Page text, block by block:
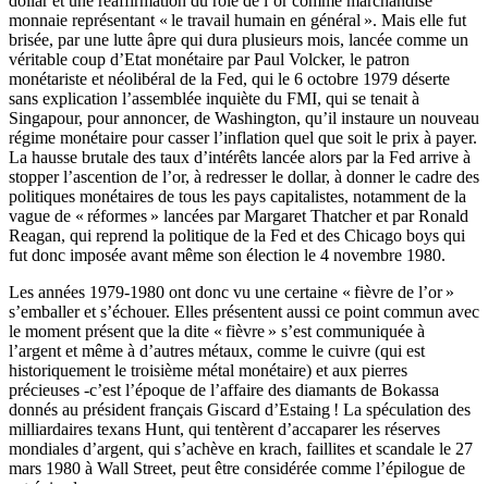
monnaie représentant « le travail humain en général ». Mais elle fut
brisée, par une lutte âpre qui dura plusieurs mois, lancée comme un
véritable coup d’Etat monétaire par Paul Volcker, le patron
monétariste et néolibéral de la Fed, qui le 6 octobre 1979 déserte
sans explication l’assemblée inquiète du FMI, qui se tenait à
Singapour, pour annoncer, de Washington, qu’il instaure un nouveau
régime monétaire pour casser l’inflation quel que soit le prix à payer.
La hausse brutale des taux d’intérêts lancée alors par la Fed arrive à
stopper l’ascention de l’or, à redresser le dollar, à donner le cadre des
politiques monétaires de tous les pays capitalistes, notamment de la
vague de « réformes » lancées par Margaret Thatcher et par Ronald
Reagan, qui reprend la politique de la Fed et des Chicago boys qui
fut donc imposée avant même son élection le 4 novembre 1980.
Les années 1979-1980 ont donc vu une certaine « fièvre de l’or »
s’emballer et s’échouer. Elles présentent aussi ce point commun avec
le moment présent que la dite « fièvre » s’est communiquée à
l’argent et même à d’autres métaux, comme le cuivre (qui est
historiquement le troisième métal monétaire) et aux pierres
précieuses -c’est l’époque de l’affaire des diamants de Bokassa
donnés au président français Giscard d’Estaing ! La spéculation des
milliardaires texans Hunt, qui tentèrent d’accaparer les réserves
mondiales d’argent, qui s’achève en krach, faillites et scandale le 27
mars 1980 à Wall Street, peut être considérée comme l’épilogue de